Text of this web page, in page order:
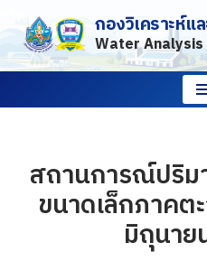
Skip
to
กองวิเคราะห์แ
Water
สถานการณ์ปริม
ขนาดเล็กภาค
มิถุนา